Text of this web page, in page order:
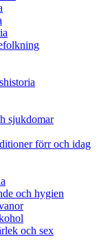
sjukdomar
förr och idag
och hygien
och sex